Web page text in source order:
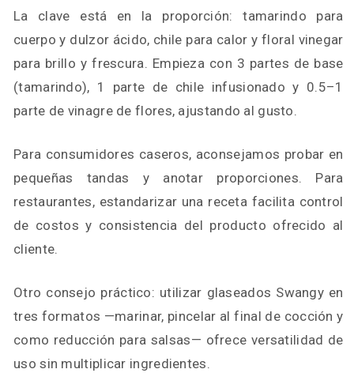
La clave está en la proporción: tamarindo para
cuerpo y dulzor ácido, chile para calor y floral vinegar
para brillo y frescura. Empieza con 3 partes de base
(tamarindo), 1 parte de chile infusionado y 0.5–1
parte de vinagre de flores, ajustando al gusto.
Para consumidores caseros, aconsejamos probar en
pequeñas tandas y anotar proporciones. Para
restaurantes, estandarizar una receta facilita control
de costos y consistencia del producto ofrecido al
cliente.
Otro consejo práctico: utilizar glaseados Swangy en
tres formatos —marinar, pincelar al final de cocción y
como reducción para salsas— ofrece versatilidad de
uso sin multiplicar ingredientes.